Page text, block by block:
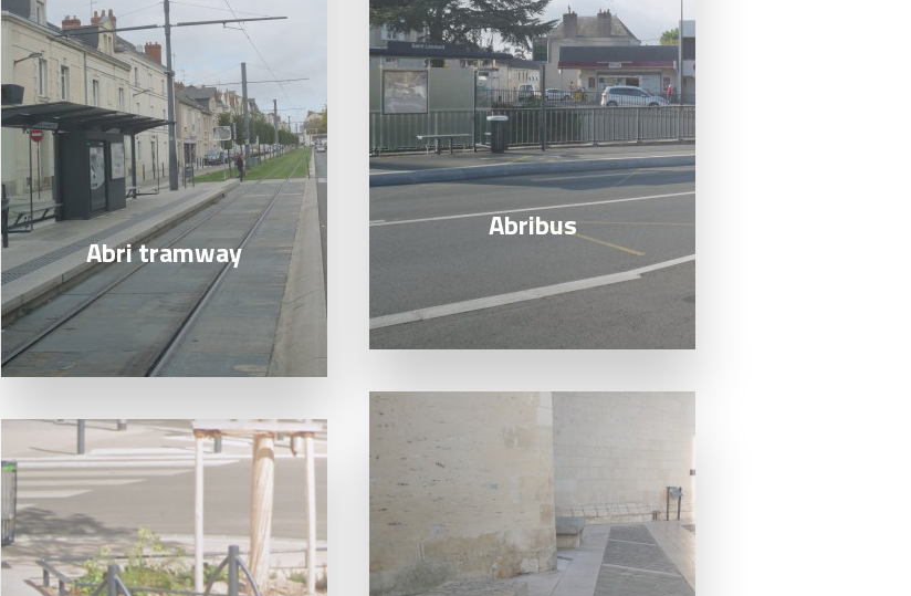
Abri tramway
Lire la suite
Abribus
Lire la suite